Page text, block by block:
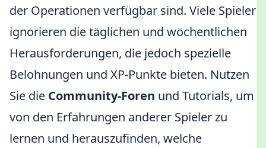
der Operationen verfügbar sind. Viele Spieler
ignorieren die täglichen und wöchentlichen
Herausforderungen, die jedoch spezielle
Belohnungen und XP-Punkte bieten. Nutzen
Sie die Community-Foren und Tutorials, um
von den Erfahrungen anderer Spieler zu
lernen und herauszufinden, welche